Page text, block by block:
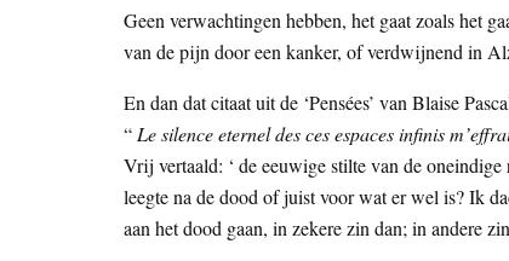
Geen verwachtingen hebben, het gaat zoals het
van de pijn door een kanker, of verdwijnend in
En dan dat citaat uit de ‘Pensées’ van Blaise
“ Le silence eternel des ces espaces infinis
Vrij vertaald: ‘ de eeuwige stilte van de
leegte na de dood of juist voor wat er wel is? Ik
aan het dood gaan, in zekere zin dan; in andere